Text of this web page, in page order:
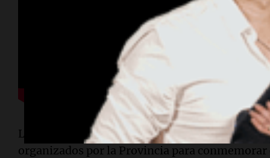
La ceremonia en Huinca Renancómarcó el
organizados por la Provincia para conmemorar